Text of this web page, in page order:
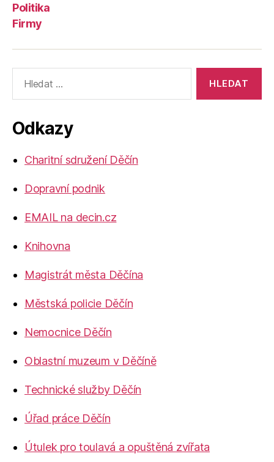
Politika
Firmy
vyhledávání:
Odkazy
Charitní sdružení Děčín
Dopravní podnik
EMAIL na decin.cz
Knihovna
Magistrát města Děčína
Městská policie Děčín
Nemocnice Děčín
Oblastní muzeum v Děčíně
Technické služby Děčín
Úřad práce Děčín
Útulek pro toulavá a opuštěná zvířata